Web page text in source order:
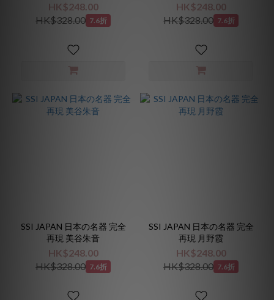
HK$248.00
HK$328.00 7.6折
HK$248.00
HK$328.00 7.6折
SSI JAPAN 日本の名器 完全
再現 美谷朱音
HK$248.00
HK$328.00 7.6折
SSI JAPAN 日本の名器 完全
再現 月野霞
HK$248.00
HK$328.00 7.6折